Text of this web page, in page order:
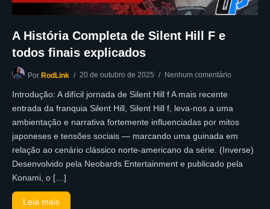
A História Completa de Silent Hill F e
todos finais explicados
Por RodLink 20 de outubro de 2025 Nenhum comentário
Introdução: A difícil jornada de Silent Hill f A mais recente
entrada da franquia Silent Hill, Silent Hill f, leva-nos a uma
ambientação e narrativa fortemente influenciadas por mitos
japoneses e tensões sociais — marcando uma guinada em
relação ao cenário clássico norte-americano da série. (Inverse)
Desenvolvido pela Neobards Entertainment e publicado pela
Konami, o […]
Leia mais